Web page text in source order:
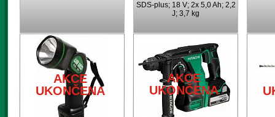
AKCE
UKONČENA
SDS-plus; 18 V; 2x 5,0 Ah; 2,2
J; 3,7 kg
AKCE
UKONČENA